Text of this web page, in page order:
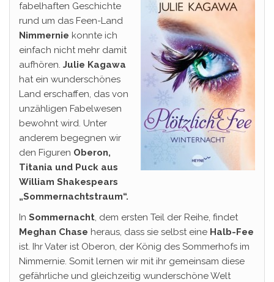
fabelhaften Geschichte
rund um das Feen-Land
Nimmernie konnte ich
einfach nicht mehr damit
aufhören. Julie Kagawa
hat ein wunderschönes
Land erschaffen, das von
unzähligen Fabelwesen
bewohnt wird. Unter
anderem begegnen wir
den Figuren Oberon,
Titania und Puck aus
William Shakespears
„Sommernachtstraum“.
In Sommernacht, dem ersten Teil der Reihe, findet
Meghan Chase heraus, dass sie selbst eine Halb-Fee
ist. Ihr Vater ist Oberon, der König des Sommerhofs im
Nimmernie. Somit lernen wir mit ihr gemeinsam diese
gefährliche und gleichzeitig wunderschöne Welt